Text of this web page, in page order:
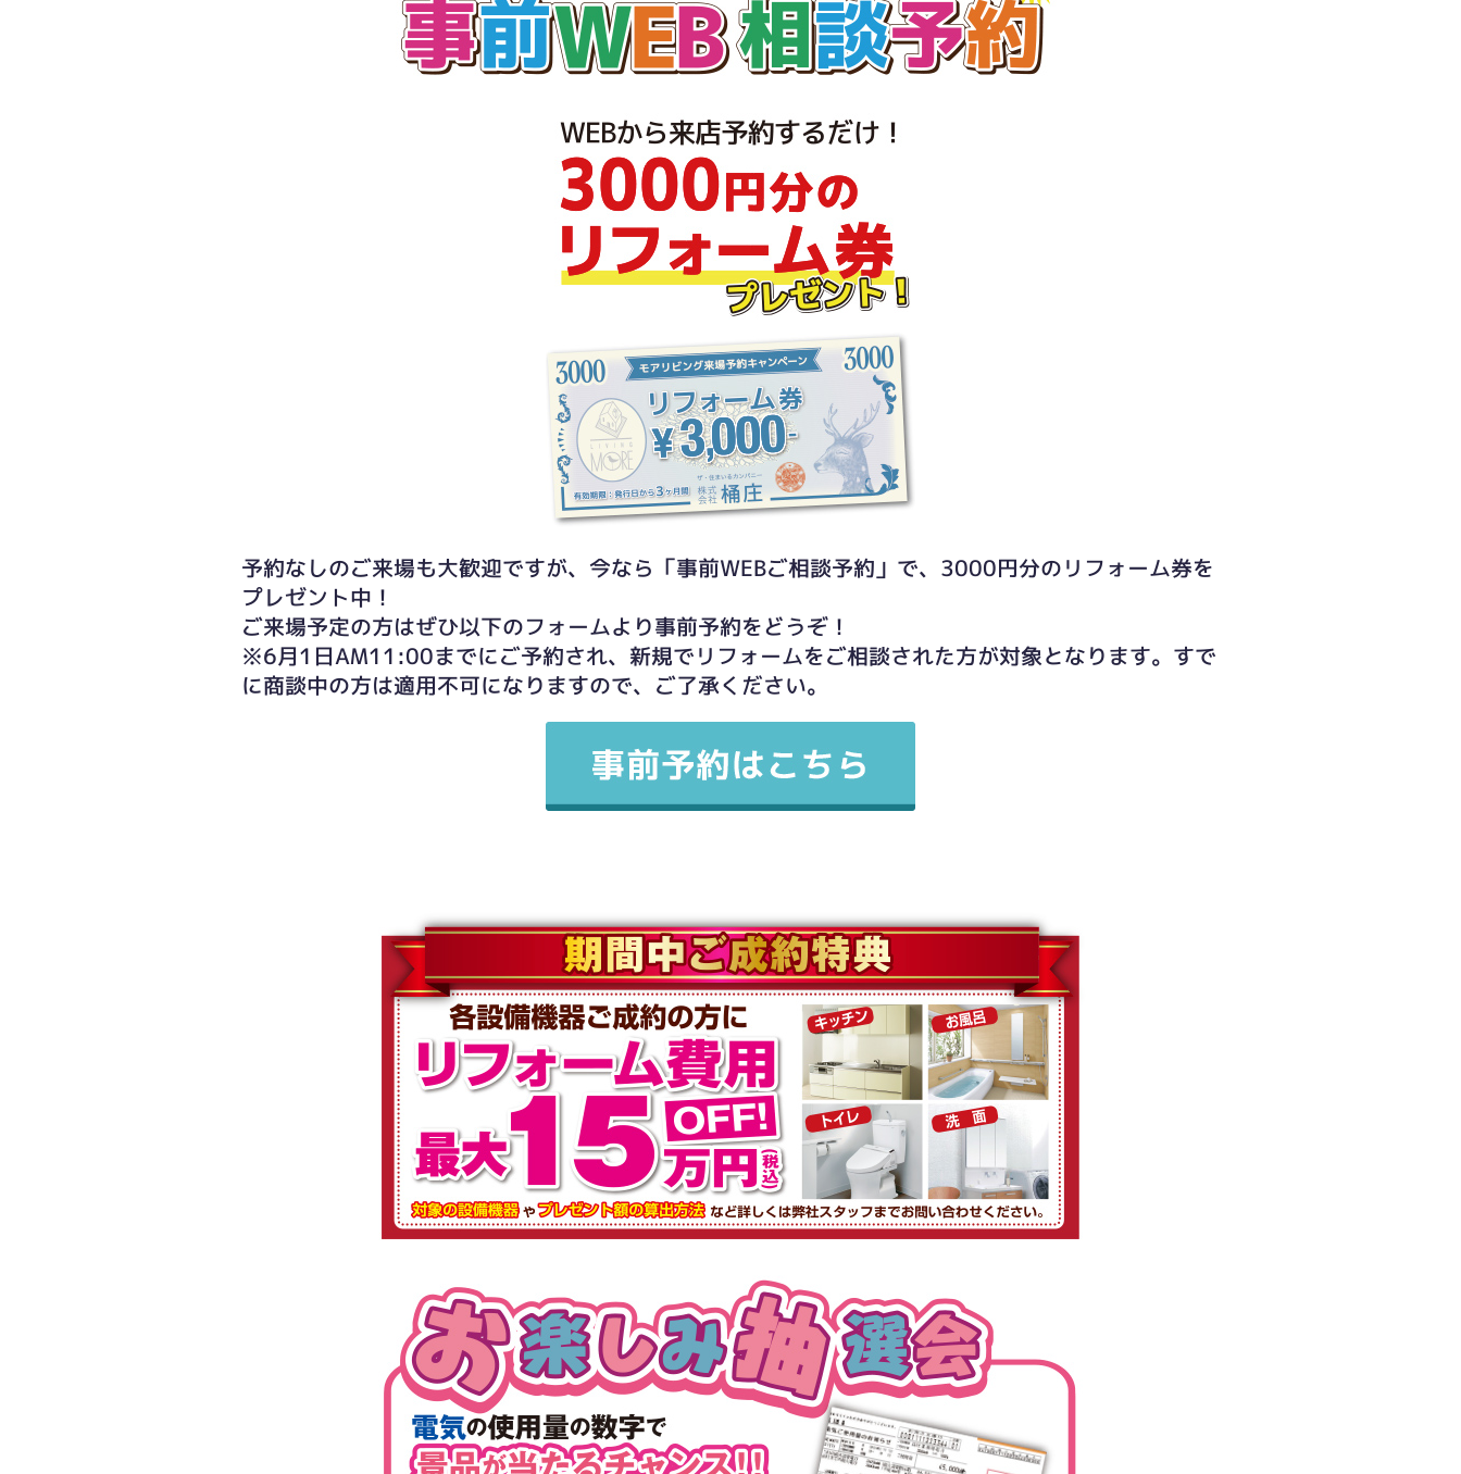
予約なしのご来場も大歓迎ですが、今なら「事前WEBご相談予約」で、3000円分のリフォーム券を
プレゼント中！
ご来場予定の方はぜひ以下のフォームより事前予約をどうぞ！
※6月1日AM11:00までにご予約され、新規でリフォームをご相談された方が対象となります。すで
に商談中の方は適用不可になりますので、ご了承ください。